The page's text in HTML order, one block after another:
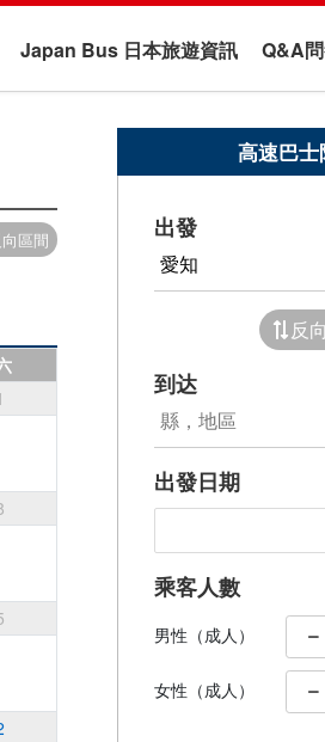
Japan Bus 日本旅遊資訊 Q&A
區間
高速巴
出發
反
到达
出發日期
乘客人數
男性（成人）
女性（成人）